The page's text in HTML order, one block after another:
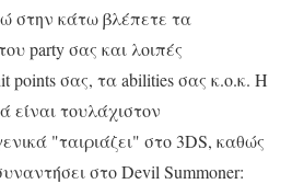
στην κάτω βλέπετε τα
party σας και λοιπές
points σας, τα abilities σας κ.ο.κ. Η
είναι τουλάχιστον
"ταιριάζει" στο 3DS, καθώς
στο Devil Summoner: